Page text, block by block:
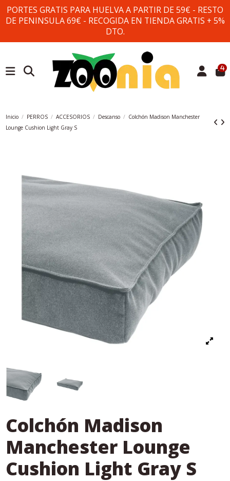
PORTES GRATIS PARA HUELVA A PARTIR DE 59€ - RESTO
DE PENINSULA 69€ - RECOGIDA EN TIENDA GRATIS + 5%
DTO.
4
Inicio PERROS ACCESORIOS Descanso
Colchón Madison Manchester
Lounge Cushion Light Gray S
Colchón Madison
Manchester Lounge
Cushion Light Gray S